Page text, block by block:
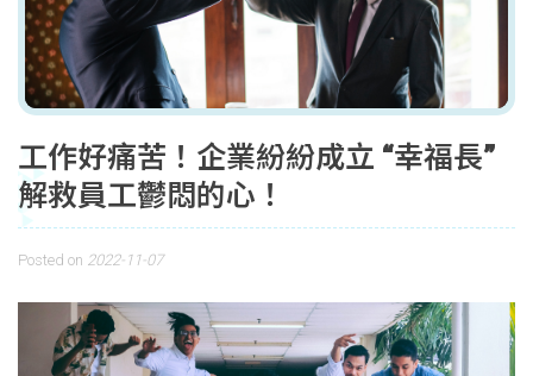
工作好痛苦！企業紛紛成立 “幸福長”
解救員工鬱悶的心！
Posted on 2022-11-07